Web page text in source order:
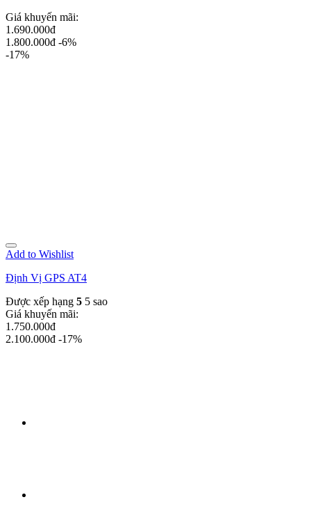
Giá khuyến mãi:
1.690.000đ
1.800.000đ -6%
-17%
Add to Wishlist
Định Vị GPS AT4
Được xếp hạng 5 5 sao
Giá khuyến mãi:
1.750.000đ
2.100.000đ -17%